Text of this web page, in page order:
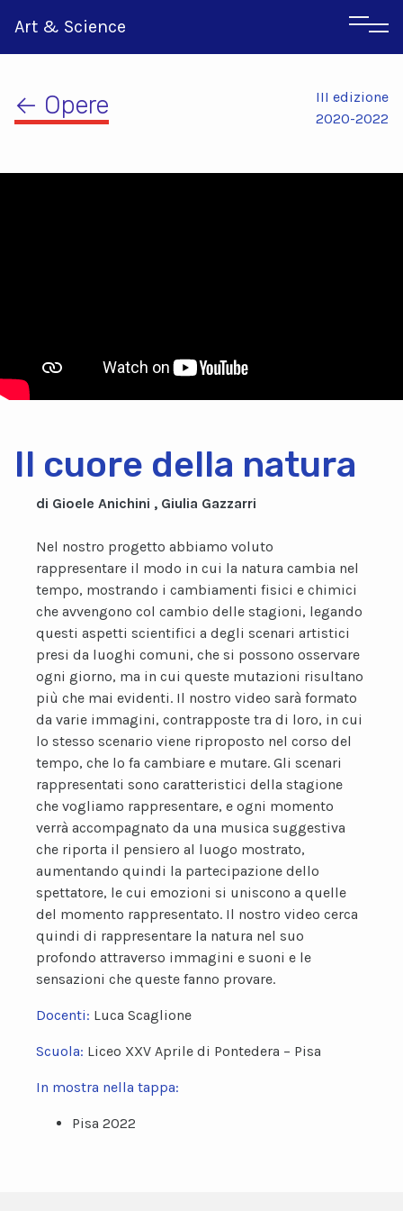
Art & Science
← Opere
III edizione
2020-2022
Il cuore della natura
di Gioele Anichini , Giulia Gazzarri
Nel nostro progetto abbiamo voluto
rappresentare il modo in cui la natura cambia nel
tempo, mostrando i cambiamenti fisici e chimici
che avvengono col cambio delle stagioni, legando
questi aspetti scientifici a degli scenari artistici
presi da luoghi comuni, che si possono osservare
ogni giorno, ma in cui queste mutazioni risultano
più che mai evidenti. Il nostro video sarà formato
da varie immagini, contrapposte tra di loro, in cui
lo stesso scenario viene riproposto nel corso del
tempo, che lo fa cambiare e mutare. Gli scenari
rappresentati sono caratteristici della stagione
che vogliamo rappresentare, e ogni momento
verrà accompagnato da una musica suggestiva
che riporta il pensiero al luogo mostrato,
aumentando quindi la partecipazione dello
spettatore, le cui emozioni si uniscono a quelle
del momento rappresentato. Il nostro video cerca
quindi di rappresentare la natura nel suo
profondo attraverso immagini e suoni e le
sensazioni che queste fanno provare.
Docenti: Luca Scaglione
Scuola: Liceo XXV Aprile di Pontedera – Pisa
In mostra nella tappa:
Pisa 2022